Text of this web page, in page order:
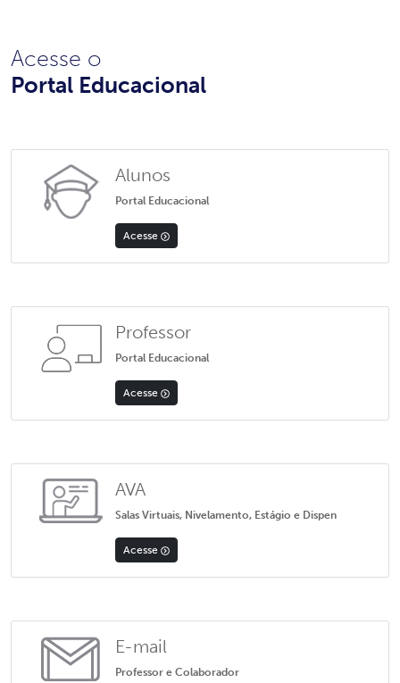
Acesse o
Portal Educacional
Alunos
Portal Educacional
Acesse
Professor
Portal Educacional
Acesse
AVA
Salas Virtuais, Nivelamento, Estágio e Dispen
Acesse
E-mail
Professor e Colaborador